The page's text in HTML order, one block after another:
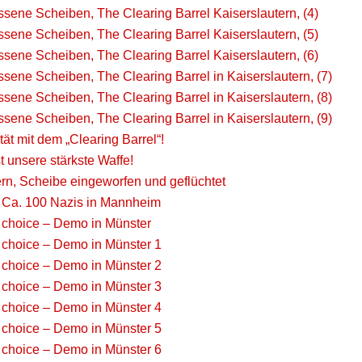
Scheiben, The Clearing Barrel Kaiserslautern, (4)
Scheiben, The Clearing Barrel Kaiserslautern, (5)
Scheiben, The Clearing Barrel Kaiserslautern, (6)
Scheiben, The Clearing Barrel in Kaiserslautern, (7)
Scheiben, The Clearing Barrel in Kaiserslautern, (8)
Scheiben, The Clearing Barrel in Kaiserslautern, (9)
mit dem „Clearing Barrel“!
unsere stärkste Waffe!
Scheibe eingeworfen und geflüchtet
100 Nazis in Mannheim
– Demo in Münster
– Demo in Münster 1
– Demo in Münster 2
– Demo in Münster 3
– Demo in Münster 4
– Demo in Münster 5
– Demo in Münster 6